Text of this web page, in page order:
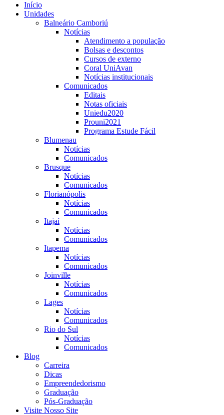
Início
Unidades
Balneário Camboriú
Notícias
Atendimento a população
Bolsas e descontos
Cursos de externo
Coral UniAvan
Notícias institucionais
Comunicados
Editais
Notas oficiais
Uniedu2020
Prouni2021
Programa Estude Fácil
Blumenau
Notícias
Comunicados
Brusque
Notícias
Comunicados
Florianópolis
Notícias
Comunicados
Itajaí
Notícias
Comunicados
Itapema
Notícias
Comunicados
Joinville
Notícias
Comunicados
Lages
Notícias
Comunicados
Rio do Sul
Notícias
Comunicados
Blog
Carreira
Dicas
Empreendedorismo
Graduação
Pós-Graduação
Visite Nosso Site